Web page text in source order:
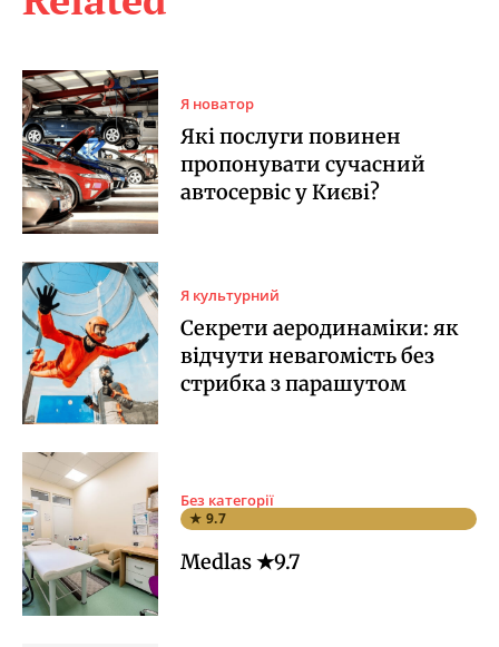
Я новатор
Які послуги повинен
пропонувати сучасний
автосервіс у Києві?
Я культурний
Секрети аеродинаміки: як
відчути невагомість без
стрибка з парашутом
Без категорії
★ 9.7
Medlas ★9.7